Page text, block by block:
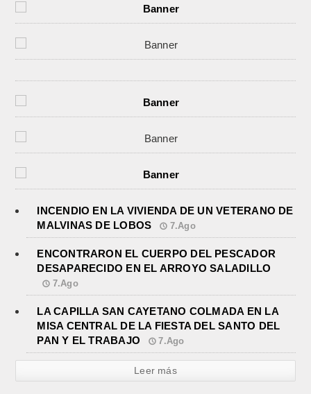
INCENDIO EN LA VIVIENDA DE UN VETERANO DE
MALVINAS DE LOBOS
7.Ago
ENCONTRARON EL CUERPO DEL PESCADOR
DESAPARECIDO EN EL ARROYO SALADILLO
7.Ago
LA CAPILLA SAN CAYETANO COLMADA EN LA
MISA CENTRAL DE LA FIESTA DEL SANTO DEL
PAN Y EL TRABAJO
7.Ago
Leer más